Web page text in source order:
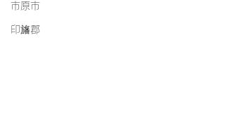
市原市
印旛郡